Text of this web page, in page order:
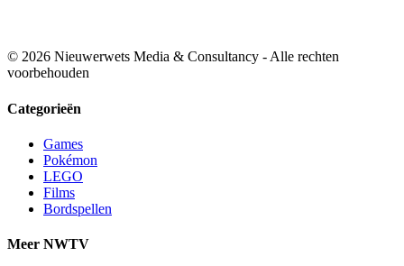
© 2026 Nieuwerwets Media & Consultancy - Alle rechten
voorbehouden
Categorieën
Games
Pokémon
LEGO
Films
Bordspellen
Meer NWTV